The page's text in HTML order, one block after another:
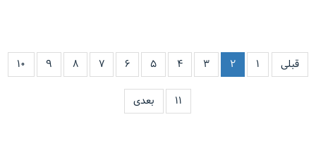
قبلی ۱ ۲ ۳ ۴ ۵ ۶ ۷ ۸ ۹ ۱۰
۱۱ بعدی